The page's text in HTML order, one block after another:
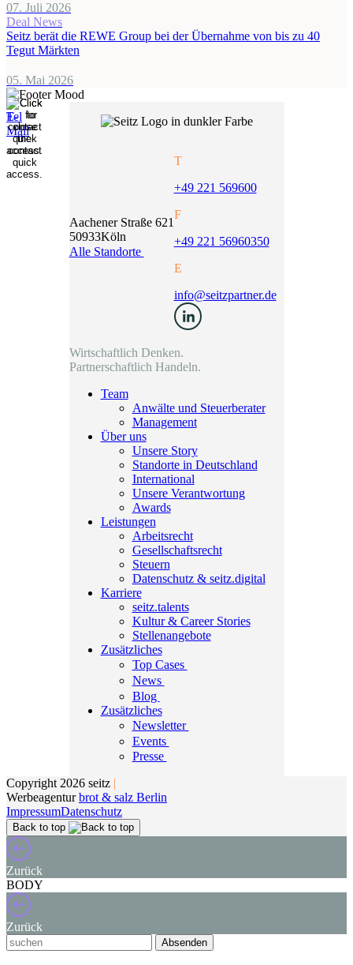
07. Juli 2026
Deal News
Seitz berät die REWE Group bei der Übernahme von bis zu 40
Tegut Märkten
05. Mai 2026
Aachener Straße 621
50933Köln
Alle Standorte
T
+49 221 569600
F
+49 221 56960350
E
info@seitzpartner.de
Wirtschaftlich Denken.
Partnerschaftlich Handeln.
Team
Anwälte und Steuerberater
Management
Über uns
Unsere Story
Standorte in Deutschland
International
Unsere Verantwortung
Awards
Leistungen
Arbeitsrecht
Gesellschaftsrecht
Steuern
Datenschutz & seitz.digital
Karriere
seitz.talents
Kultur & Career Stories
Stellenangebote
Zusätzliches
Top Cases
News
Blog
Zusätzliches
Newsletter
Events
Presse
Copyright 2026 seitz |
Werbeagenturbrot & salz Berlin
ImpressumDatenschutz
Back to top
Zurück
BODY
Zurück
Absenden